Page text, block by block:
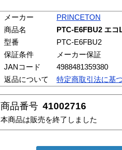
メーカー
PRINCETON
商品名
PTC-E6FBU2 エ
型番
PTC-E6FBU2
保証条件
メーカー保証
JANコード
4988481359380
返品について
特定商取引法に基
商品番号 41002716
本商品は販売を終了しました